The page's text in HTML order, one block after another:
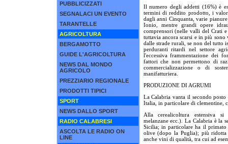
PUBBLICIZZATI
SEGNALACI UN EVENTO
TARANTELLE
AGRICOLTURA
BERGAMOTTO
GUIDE L'AGRICOLTURA
NEWS DAL MONDO
AGRICOLO
PREZZIARIO REGIONALE
PRODOTTI TIPICI
SPORT
NEWS DALLO SPORT
RADIO CALABRESI
ASCOLTA LE RADIO ON
LINE
Il numero degli addetti (16%) è
termini di reddito prodotto, i
dagli anni Cinquanta, varie
Ionio, mentre grandi opere
comprensori (nelle valli del Crati
tuttavia ancora scarsi e in più
dalle strade rurali, se non del tutto
perduranti ritardi nel settore
l'eccessiva frammentazione dei
fattori che non permettono di
commercializzazione o di
manifatturiera.
PRODUZIONE DI AGRUMI
La Calabria vanta il secondo
Italia, in particolare di clementine,
Alla cerealicoltura estensiva
melanzane ecc.). La Calabria è la
Sicilia; in particolare ha il
olive (dopo la Puglia); più
anche vini di qualità, tra cui ad